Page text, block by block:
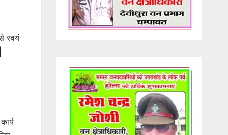
स्वयं